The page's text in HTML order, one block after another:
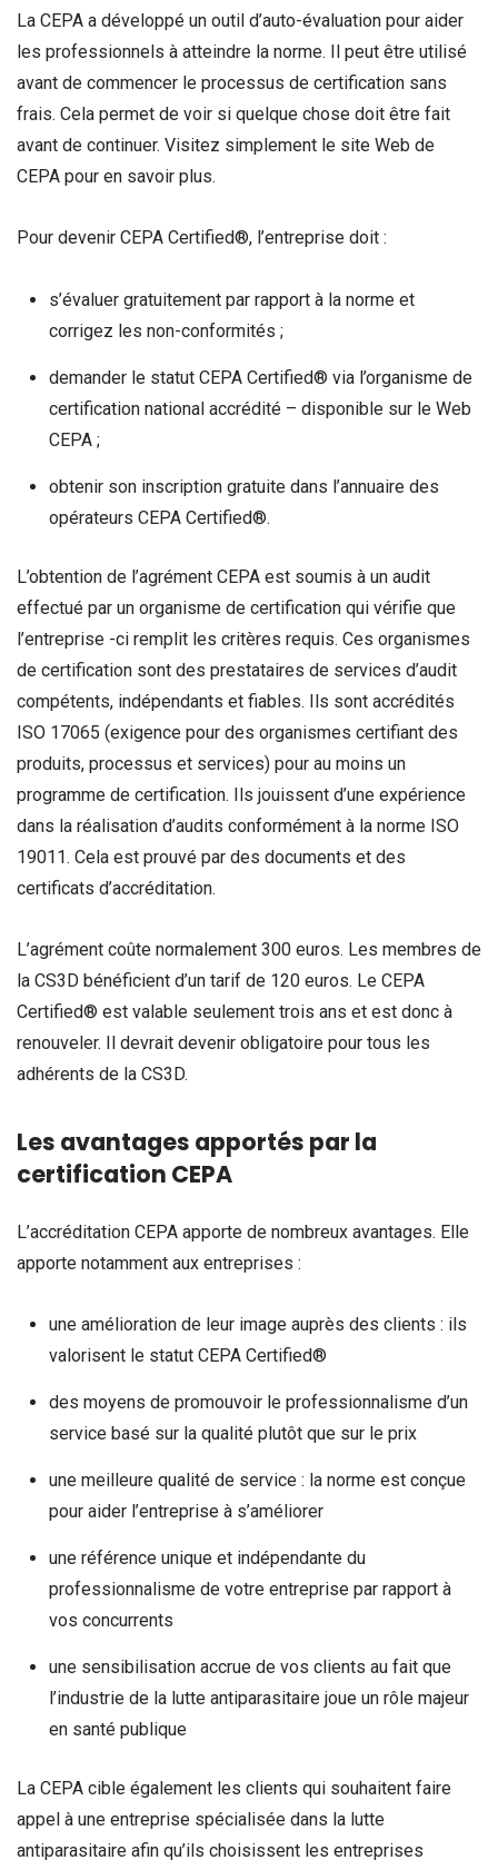
La CEPA a développé un outil d’auto-évaluation pour aider
les professionnels à atteindre la norme. Il peut être utilisé
avant de commencer le processus de certification sans
frais. Cela permet de voir si quelque chose doit être fait
avant de continuer. Visitez simplement le site Web de
CEPA pour en savoir plus.
Pour devenir CEPA Certified®, l’entreprise doit :
s’évaluer gratuitement par rapport à la norme et
corrigez les non-conformités ;
demander le statut CEPA Certified® via l’organisme de
certification national accrédité – disponible sur le Web
CEPA ;
obtenir son inscription gratuite dans l’annuaire des
opérateurs CEPA Certified®.
L’obtention de l’agrément CEPA est soumis à un audit
effectué par un organisme de certification qui vérifie que
l’entreprise -ci remplit les critères requis. Ces organismes
de certification sont des prestataires de services d’audit
compétents, indépendants et fiables. Ils sont accrédités
ISO 17065 (exigence pour des organismes certifiant des
produits, processus et services) pour au moins un
programme de certification. Ils jouissent d’une expérience
dans la réalisation d’audits conformément à la norme ISO
19011. Cela est prouvé par des documents et des
certificats d’accréditation.
L’agrément coûte normalement 300 euros. Les membres de
la CS3D bénéficient d’un tarif de 120 euros. Le CEPA
Certified® est valable seulement trois ans et est donc à
renouveler. Il devrait devenir obligatoire pour tous les
adhérents de la CS3D.
Les avantages apportés par la
certification CEPA
L’accréditation CEPA apporte de nombreux avantages. Elle
apporte notamment aux entreprises :
une amélioration de leur image auprès des clients : ils
valorisent le statut CEPA Certified®
des moyens de promouvoir le professionnalisme d’un
service basé sur la qualité plutôt que sur le prix
une meilleure qualité de service : la norme est conçue
pour aider l’entreprise à s’améliorer
une référence unique et indépendante du
professionnalisme de votre entreprise par rapport à
vos concurrents
une sensibilisation accrue de vos clients au fait que
l’industrie de la lutte antiparasitaire joue un rôle majeur
en santé publique
La CEPA cible également les clients qui souhaitent faire
appel à une entreprise spécialisée dans la lutte
antiparasitaire afin qu’ils choisissent les entreprises